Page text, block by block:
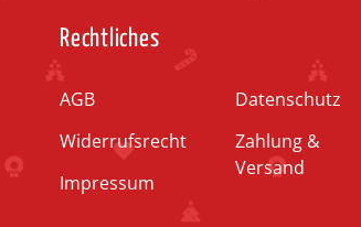
Rechtliches
AGB
Widerrufsrecht
Impressum
Datenschutz
Zahlung &
Versand